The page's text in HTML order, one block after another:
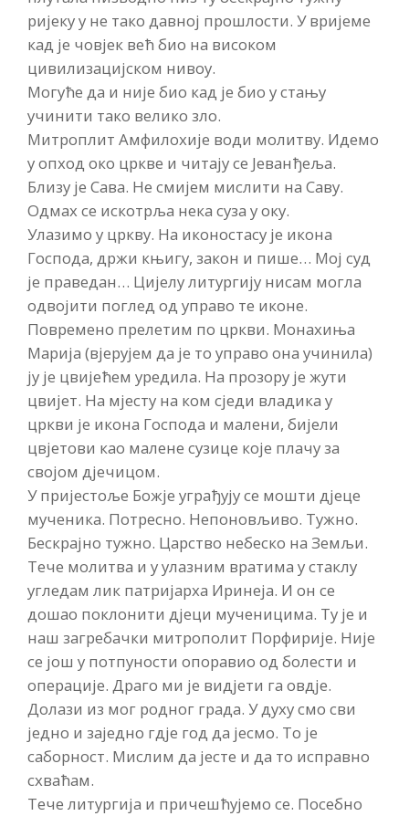
ријеку у не тако давној прошлости. У вријеме
кад је човјек већ био на високом
цивилизацијском нивоу.
Могуће да и није био кад је био у стању
учинити тако велико зло.
Митроплит Амфилохије води молитву. Идемо
у опход око цркве и читају се Јеванђеља.
Близу је Сава. Не смијем мислити на Саву.
Одмах се искотрља нека суза у оку.
Улазимо у цркву. На иконостасу је икона
Господа, држи књигу, закон и пише… Мој суд
је праведан… Цијелу литургију нисам могла
одвојити поглед од управо те иконе.
Повремено прелетим по цркви. Монахиња
Марија (вјерујем да је то управо она учинила)
ју је цвијећем уредила. На прозору је жути
цвијет. На мјесту на ком сједи владика у
цркви је икона Господа и малени, бијели
цвјетови као малене сузице које плачу за
својом дјечицом.
У пријестоље Божје уграђују се мошти дјеце
мученика. Потресно. Непоновљиво. Тужно.
Бескрајно тужно. Царство небеско на Земљи.
Тече молитва и у улазним вратима у стаклу
угледам лик патријарха Иринеја. И он се
дошао поклонити дјеци мученицима. Ту је и
наш загребачки митрополит Порфирије. Није
се још у потпуности опоравио од болести и
операције. Драго ми је видјети га овдје.
Долази из мог родног града. У духу смо сви
једно и заједно гдје год да јесмо. То је
саборност. Мислим да јесте и да то исправно
схваћам.
Тече литургија и причешћујемо се. Посебно